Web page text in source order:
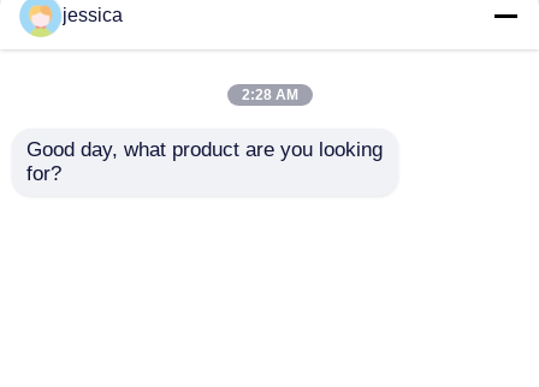
jessica
2:28 AM
Good day, what product are you looking
for?